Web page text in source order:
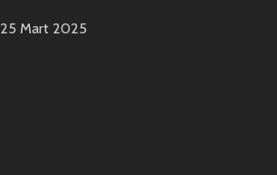
25 Mart 2025